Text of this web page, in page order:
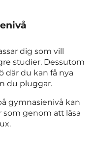
dig som vill
studier. Dessutom
där du kan få nya
du pluggar.
gymnasienivå kan
genom att läsa